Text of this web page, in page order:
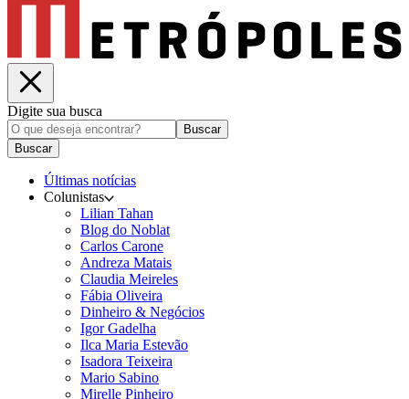
Digite sua busca
Buscar
Buscar
Últimas notícias
Colunistas
Lilian Tahan
Blog do Noblat
Carlos Carone
Andreza Matais
Claudia Meireles
Fábia Oliveira
Dinheiro & Negócios
Igor Gadelha
Ilca Maria Estevão
Isadora Teixeira
Mario Sabino
Mirelle Pinheiro